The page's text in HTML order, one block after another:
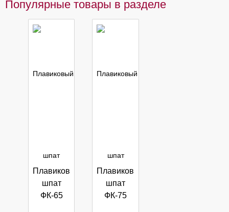
Популярные товары в разделе
Плавиковый
шпат
ФК-65
Плавиковый
шпат
ФК-75